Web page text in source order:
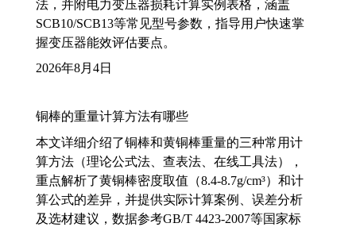
法，并附电力变压器损耗计算实例表格，涵盖
SCB10/SCB13等常见型号参数，指导用户快速掌
握变压器能效评估要点。
2026年8月4日
铜棒的重量计算方法有哪些
本文详细介绍了铜棒和黄铜棒重量的三种常用计
算方法（理论公式法、查表法、在线工具法），
重点解析了黄铜棒密度取值（8.4-8.7g/cm³）和计
算公式的差异，并提供实际计算案例、误差分析
及选材建议，数据参考GB/T 4423-2007等国家标